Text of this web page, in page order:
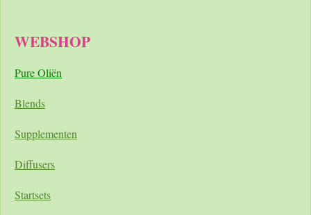
WEBSHOP
Pure Oliën
Blends
Supplementen
Diffusers
Startsets